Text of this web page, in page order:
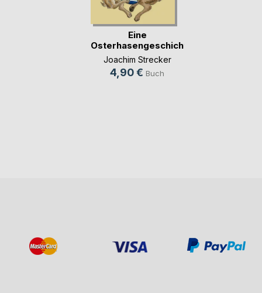
Eine
Osterhasengeschichte
Joachim Strecker
4,90 € Buch